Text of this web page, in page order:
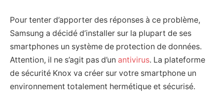
Pour tenter d’apporter des réponses à ce problème,
Samsung a décidé d’installer sur la plupart de ses
smartphones un système de protection de données.
Attention, il ne s’agit pas d’un antivirus. La plateforme
de sécurité Knox va créer sur votre smartphone un
environnement totalement hermétique et sécurisé.